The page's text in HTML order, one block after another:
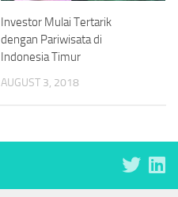
Investor Mulai Tertarik
dengan Pariwisata di
Indonesia Timur
AUGUST 3, 2018